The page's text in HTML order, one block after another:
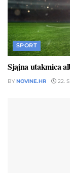
SPORT
Sjajna utakmica
BY NOVINE.HR 22.